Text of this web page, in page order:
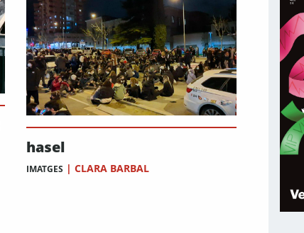
hasel
IMATGES | CLARA BARBAL